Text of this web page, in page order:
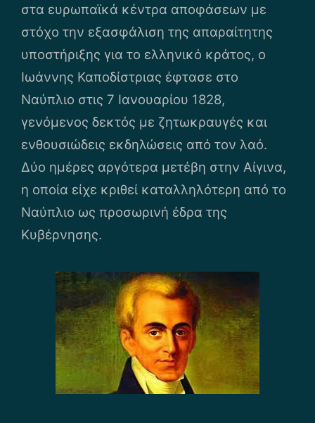
στα ευρωπαϊκά κέντρα αποφάσεων με
στόχο την εξασφάλιση της απαραίτητης
υποστήριξης για το ελληνικό κράτος, ο
Ιωάννης Καποδίστριας έφτασε στο
Ναύπλιο στις 7 Ιανουαρίου 1828,
γενόμενος δεκτός με ζητωκραυγές και
ενθουσιώδεις εκδηλώσεις από τον λαό.
Δύο ημέρες αργότερα μετέβη στην Αίγινα,
η οποία είχε κριθεί καταλληλότερη από το
Ναύπλιο ως προσωρινή έδρα της
Κυβέρνησης.